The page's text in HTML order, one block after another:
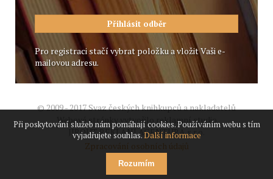
Pro registraci stačí vybrat položku a vložit Vaši e-
mailovou adresu.
© 2009 - 2017 Svaz českých knihkupců a nakladatelů
Webové stránky vytvořilo reklamní studio
JIROUT REKLANÍ AGENTURA s.r.o.
Zpracování osobních údajů
Při poskytování služeb nám pomáhají cookies. Používáním webu s tím
vyjadřujete souhlas.Další informace
Rozumím